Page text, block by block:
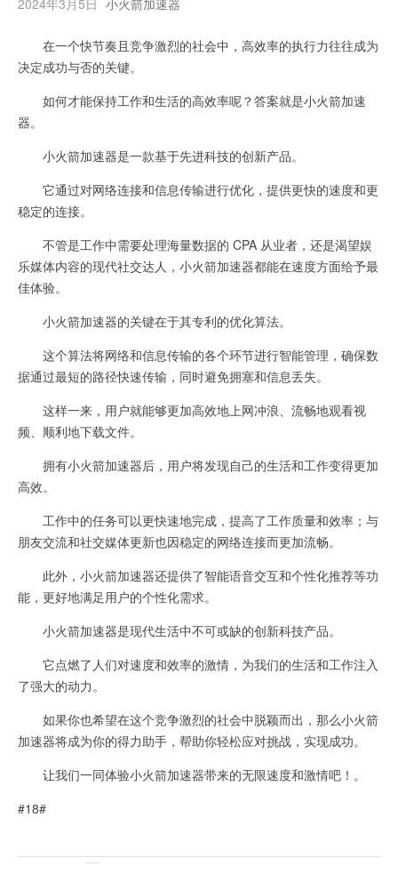
在一个快节奏且竞争激烈的社会中，高效率的执行力往往成为
决定成功与否的关键。
如何才能保持工作和生活的高效率呢？答案就是小火箭加速
器。
小火箭加速器是一款基于先进科技的创新产品。
它通过对网络连接和信息传输进行优化，提供更快的速度和更
稳定的连接。
不管是工作中需要处理海量数据的 CPA 从业者，还是渴望娱
乐媒体内容的现代社交达人，小火箭加速器都能在速度方面给予最
佳体验。
小火箭加速器的关键在于其专利的优化算法。
这个算法将网络和信息传输的各个环节进行智能管理，确保数
据通过最短的路径快速传输，同时避免拥塞和信息丢失。
这样一来，用户就能够更加高效地上网冲浪、流畅地观看视
频、顺利地下载文件。
拥有小火箭加速器后，用户将发现自己的生活和工作变得更加
高效。
工作中的任务可以更快速地完成，提高了工作质量和效率；与
朋友交流和社交媒体更新也因稳定的网络连接而更加流畅。
此外，小火箭加速器还提供了智能语音交互和个性化推荐等功
能，更好地满足用户的个性化需求。
小火箭加速器是现代生活中不可或缺的创新科技产品。
它点燃了人们对速度和效率的激情，为我们的生活和工作注入
了强大的动力。
如果你也希望在这个竞争激烈的社会中脱颖而出，那么小火箭
加速器将成为你的得力助手，帮助你轻松应对挑战，实现成功。
让我们一同体验小火箭加速器带来的无限速度和激情吧！。
#18#